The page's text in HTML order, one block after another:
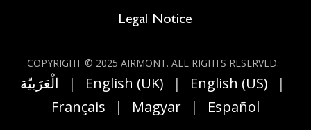
Legal Notice
COPYRIGHT © 2025 AIRMONT. ALL RIGHT​S RESERVED.
الْعَرَبيّة | English (UK) | English (US)
|
Français
| Magyar | Español